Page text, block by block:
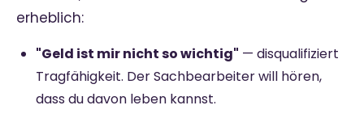
erheblich:
"Geld ist mir nicht so wichtig" — disqualifiziert
Tragfähigkeit. Der Sachbearbeiter will hören,
dass du davon leben kannst.